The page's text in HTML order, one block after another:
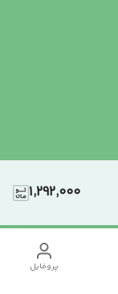
1,292,000
پروفایل